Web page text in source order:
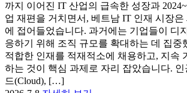
까지 이어진 IT 산업의 급속한 성장과
업 재편을 거치면서, 베트남 IT 인재 시장은
에 접어들었습니다. 과거에는 기업들이 디
응하기 위해 조직 규모를 확대하는 데 집중
적합한 인재를 적재적소에 채용하고, 지속
하는 것이 핵심 과제로 자리 잡았습니다.
드(Cloud), […]